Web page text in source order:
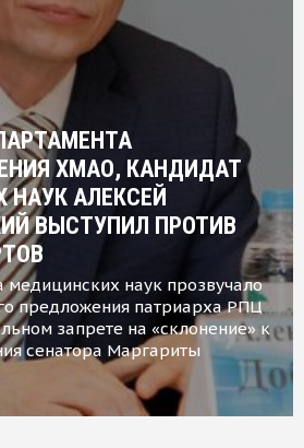
ХМАО, КАНДИДАТ
АЛЕКСЕЙ
ВЫСТУПИЛ ПРОТИВ
наук прозвучало
предложения патриарха РПЦ
запрете на «склонение» к
сенатора Маргариты